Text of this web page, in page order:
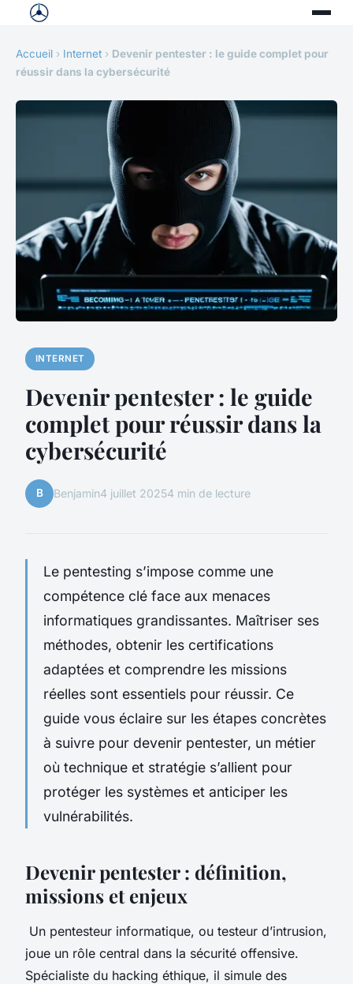
Accueil › Internet › Devenir pentester : le guide complet pour
réussir dans la cybersécurité
INTERNET
Devenir pentester : le guide
complet pour réussir dans la
cybersécurité
B Benjamin4 juillet 20254 min de lecture
Le pentesting s’impose comme une
compétence clé face aux menaces
informatiques grandissantes. Maîtriser ses
méthodes, obtenir les certifications
adaptées et comprendre les missions
réelles sont essentiels pour réussir. Ce
guide vous éclaire sur les étapes concrètes
à suivre pour devenir pentester, un métier
où technique et stratégie s’allient pour
protéger les systèmes et anticiper les
vulnérabilités.
Devenir pentester : définition,
missions et enjeux
Un pentesteur informatique, ou testeur d’intrusion,
joue un rôle central dans la sécurité offensive.
Spécialiste du hacking éthique, il simule des